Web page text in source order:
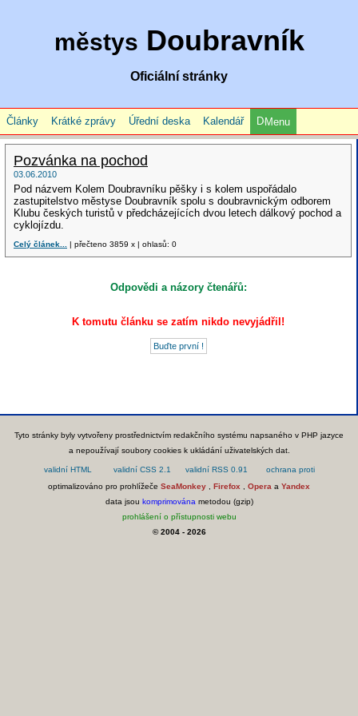
městys Doubravník
Oficiální stránky
Články Krátké zprávy Úřední deska Kalendář Menu
Pozvánka na pochod
03.06.2010
Pod názvem Kolem Doubravníku pěšky i s kolem uspořádalo
zastupitelstvo městyse Doubravník spolu s doubravnickým odborem
Klubu českých turistů v předcházejících dvou letech dálkový pochod a
cyklojízdu.
Celý článek... | přečteno 3859 x | ohlasů: 0
Odpovědi a názory čtenářů:
K tomutu článku se zatím nikdo nevyjádřil!
Tyto stránky byly vytvořeny prostřednictvím redakčního systému napsaného v PHP jazyce
a nepoužívají soubory cookies k ukládání uživatelských dat.
optimalizováno pro prohlížeče SeaMonkey Firefox Opera a Yandex
data jsou komprimována metodou (gzip)
prohlášení o přístupnosti webu
© 2004 - 2026